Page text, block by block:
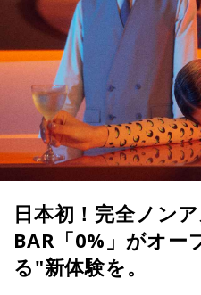
日本初！完全ノン
BAR「0%」がオー
る"新体験を。